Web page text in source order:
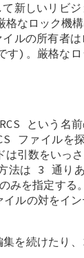
新しいリビ
なロック機
ルの所有者
す)。厳格な
という名
ファイルを
引数をいっ
方法は 3 通
を指定する
ルの対をイ
を続けたり、